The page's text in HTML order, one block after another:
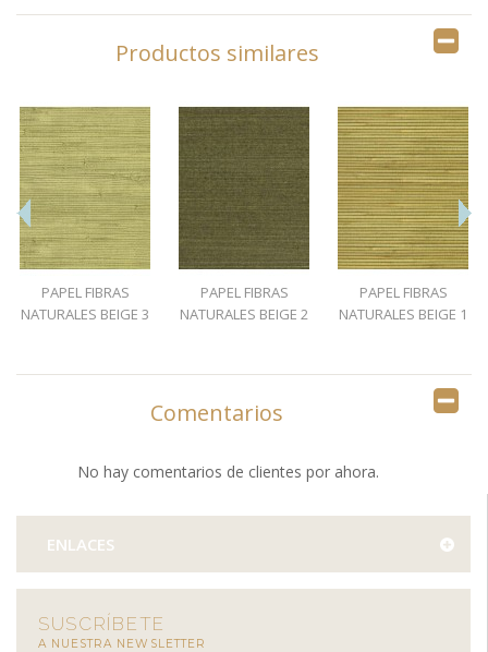
Productos similares
PAPEL FIBRAS
NATURALES BEIGE 3
PAPEL FIBRAS
NATURALES BEIGE 2
PAPEL FIBRAS
NATURALES BEIGE 1
Comentarios
No hay comentarios de clientes por ahora.
ENLACES
SUSCRÍBETE
A NUESTRA NEWSLETTER